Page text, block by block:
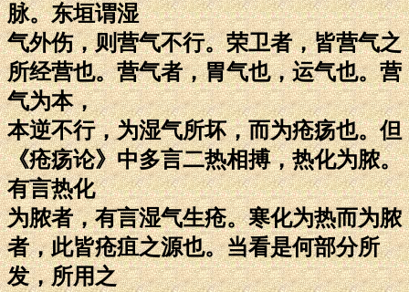
脉。东垣谓湿
气外伤，则营气不行。荣卫者，皆营气之
所经营也。营气者，胃气也，运气也。营
气为本，
本逆不行，为湿气所坏，而为疮疡也。但
《疮疡论》中多言二热相搏，热化为脓。
有言热化
为脓者，有言湿气生疮。寒化为热而为脓
者，此皆疮疽之源也。当看是何部分所
发，所用之